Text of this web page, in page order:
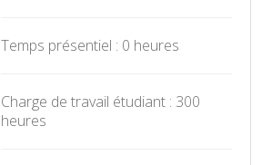
Temps présentiel : 0 heures
Charge de travail étudiant : 300
heures